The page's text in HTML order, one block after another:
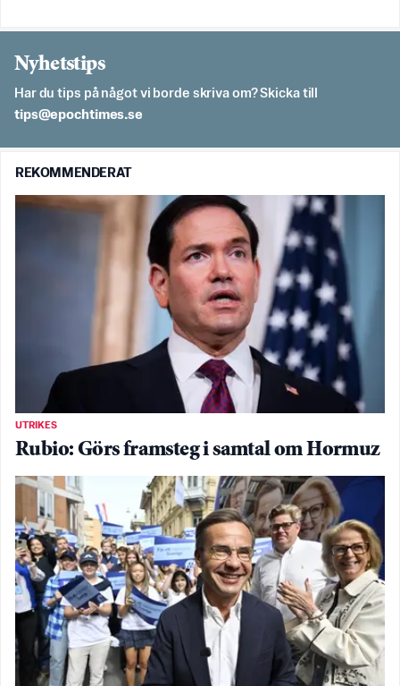
Nyhetstips
Har du tips på något vi borde skriva om? Skicka till
es.semithcope@spit
REKOMMENDERAT
UTRIKES
Rubio: Görs framsteg i samtal om Hormuz